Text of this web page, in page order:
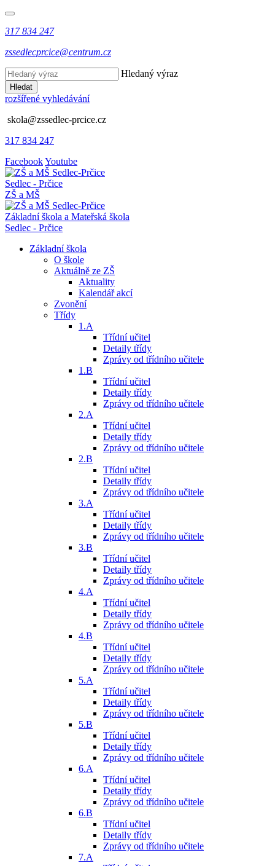
317 834 247
zssedlecprcice@centrum.cz
Hledaný výraz
Hledat
rozšířené vyhledávání
skola@zssedlec-prcice.cz
317 834 247
FacebookYoutube
Sedlec - Prčice
ZŠ a MŠ
Základní škola a Mateřská škola
Sedlec - Prčice
Základní škola
O škole
Aktuálně ze ZŠ
Aktuality
Kalendář akcí
Zvonění
Třídy
1.A
Třídní učitel
Detaily třídy
Zprávy od třídního učitele
1.B
Třídní učitel
Detaily třídy
Zprávy od třídního učitele
2.A
Třídní učitel
Detaily třídy
Zprávy od třídního učitele
2.B
Třídní učitel
Detaily třídy
Zprávy od třídního učitele
3.A
Třídní učitel
Detaily třídy
Zprávy od třídního učitele
3.B
Třídní učitel
Detaily třídy
Zprávy od třídního učitele
4.A
Třídní učitel
Detaily třídy
Zprávy od třídního učitele
4.B
Třídní učitel
Detaily třídy
Zprávy od třídního učitele
5.A
Třídní učitel
Detaily třídy
Zprávy od třídního učitele
5.B
Třídní učitel
Detaily třídy
Zprávy od třídního učitele
6.A
Třídní učitel
Detaily třídy
Zprávy od třídního učitele
6.B
Třídní učitel
Detaily třídy
Zprávy od třídního učitele
7.A